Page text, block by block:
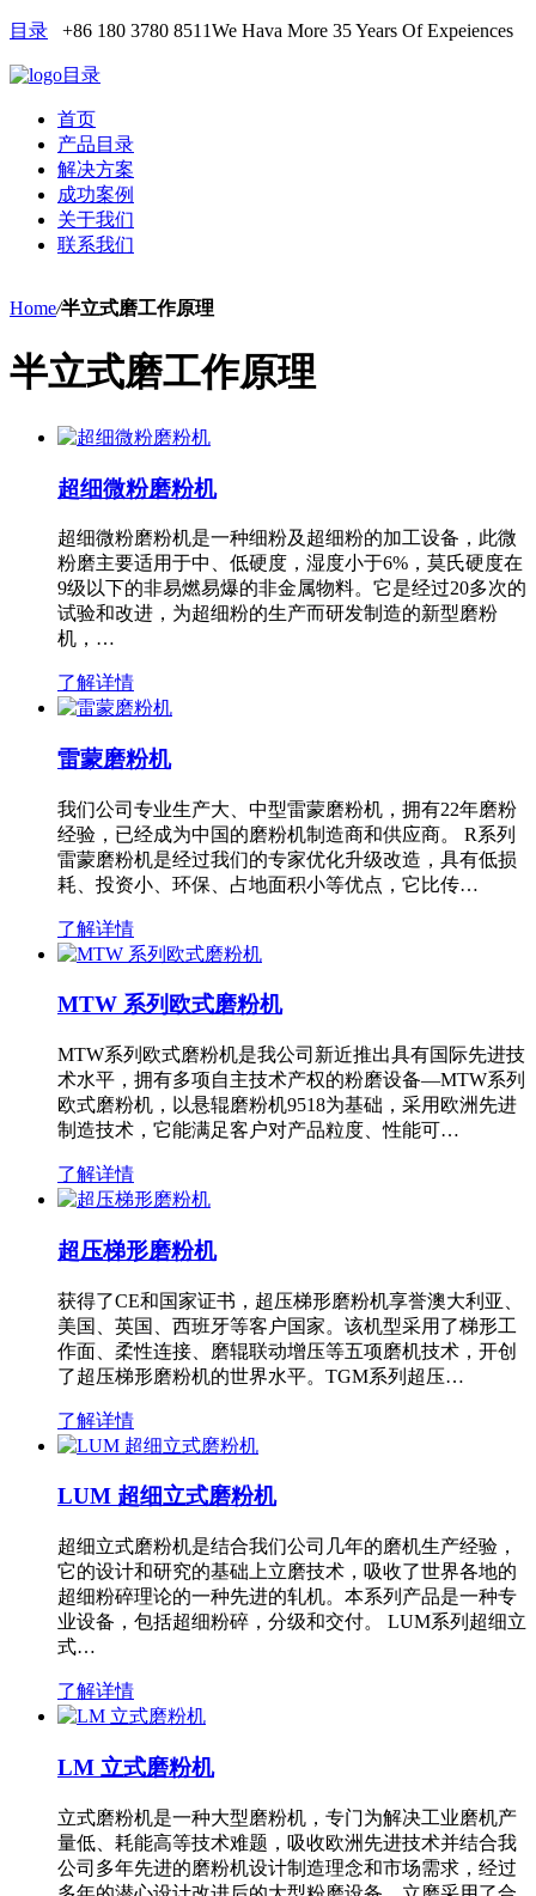
目录 +86 180 3780 8511We Hava More 35 Years Of Expeiences
目录
首页
产品目录
解决方案
成功案例
关于我们
联系我们
Home/半立式磨工作原理
半立式磨工作原理
超细微粉磨粉机
超细微粉磨粉机是一种细粉及超细粉的加工设备，此微
粉磨主要适用于中、低硬度，湿度小于6%，莫氏硬度在
9级以下的非易燃易爆的非金属物料。它是经过20多次的
试验和改进，为超细粉的生产而研发制造的新型磨粉
机，…
了解详情
雷蒙磨粉机
我们公司专业生产大、中型雷蒙磨粉机，拥有22年磨粉
经验，已经成为中国的磨粉机制造商和供应商。 R系列
雷蒙磨粉机是经过我们的专家优化升级改造，具有低损
耗、投资小、环保、占地面积小等优点，它比传…
了解详情
MTW 系列欧式磨粉机
MTW系列欧式磨粉机是我公司新近推出具有国际先进技
术水平，拥有多项自主技术产权的粉磨设备—MTW系列
欧式磨粉机，以悬辊磨粉机9518为基础，采用欧洲先进
制造技术，它能满足客户对产品粒度、性能可…
了解详情
超压梯形磨粉机
获得了CE和国家证书，超压梯形磨粉机享誉澳大利亚、
美国、英国、西班牙等客户国家。该机型采用了梯形工
作面、柔性连接、磨辊联动增压等五项磨机技术，开创
了超压梯形磨粉机的世界水平。TGM系列超压…
了解详情
LUM 超细立式磨粉机
超细立式磨粉机是结合我们公司几年的磨机生产经验，
它的设计和研究的基础上立磨技术，吸收了世界各地的
超细粉碎理论的一种先进的轧机。本系列产品是一种专
业设备，包括超细粉碎，分级和交付。 LUM系列超细立
式…
了解详情
LM 立式磨粉机
立式磨粉机是一种大型磨粉机，专门为解决工业磨机产
量低、耗能高等技术难题，吸收欧洲先进技术并结合我
公司多年先进的磨粉机设计制造理念和市场需求，经过